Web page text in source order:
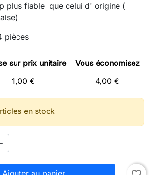
plus fiable que celui d' origine (
pièces
sur prix unitaire
Vous économisez
1,00 € 4,00 €
en stock
Ajouter au panier